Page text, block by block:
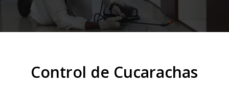
Control de Cucarachas